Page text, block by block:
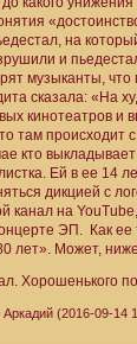
на
и
музыканты,
сказала: «На
кинотеатров и
там происходит
кто
Ей в ее 14
дикцией с
канал на
ЭП. Как ее
лет». Может,
Хорошенького
(2016-09-14